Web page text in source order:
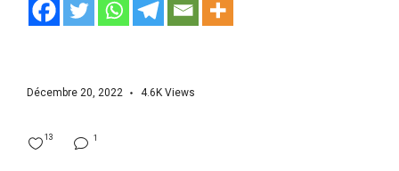
Décembre 20, 2022 4.6K Views
1
13